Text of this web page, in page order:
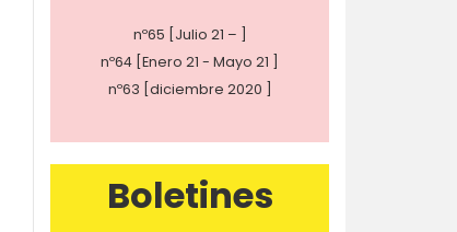
nº65 [Julio 21 – ]
nº64 [Enero 21 - Mayo 21 ]
nº63 [diciembre 2020 ]
Boletines